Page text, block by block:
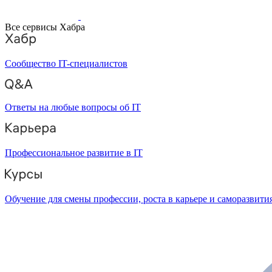
Все сервисы Хабра
Сообщество IT-специалистов
Ответы на любые вопросы об IT
Профессиональное развитие в IT
Обучение для смены профессии, роста в карьере и